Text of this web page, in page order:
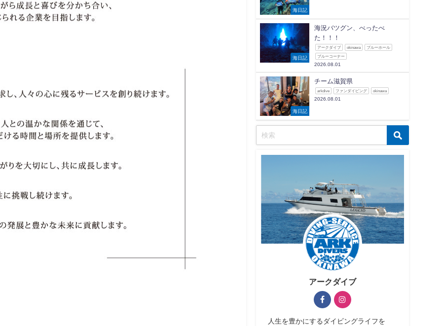
海日記
海日記
海況バツグン、べったべ
た！！！
アークダイブ okinawa ブルーホール
ブルーコーナー
2026.08.01
海日記
チーム滋賀県
arkdive ファンダイビング okinawa
2026.08.01
アークダイブ
人生を豊かにするダイビングライフを